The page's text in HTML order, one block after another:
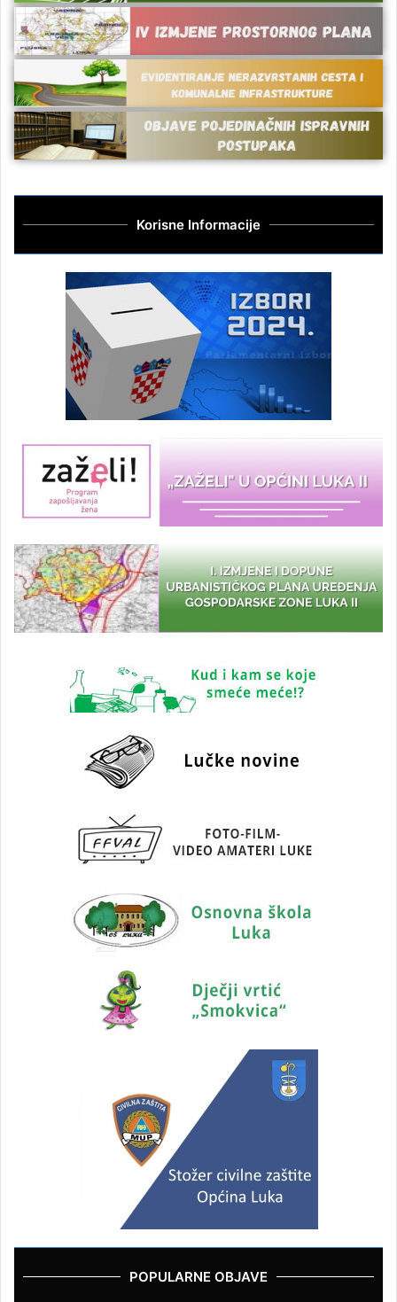
Korisne Informacije
POPULARNE OBJAVE